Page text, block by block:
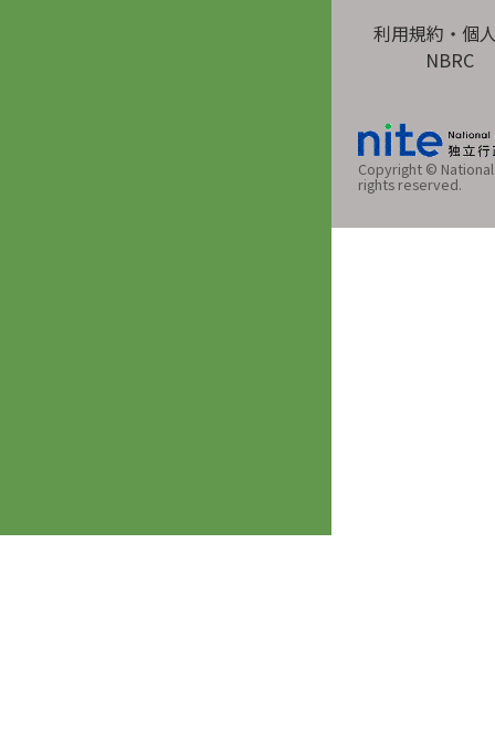
利用規約・個
NBRC
Copyright ©
rights reserved.